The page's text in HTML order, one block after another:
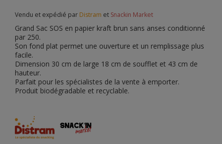
Vendu et expédié par Distram et Snackin Market
Grand Sac SOS en papier kraft brun sans anses conditionné
par 250.
Son fond plat permet une ouverture et un remplissage plus
facile.
Dimension 30 cm de large 18 cm de soufflet et 43 cm de
hauteur.
Parfait pour les spécialistes de la vente à emporter.
Produit biodégradable et recyclable.